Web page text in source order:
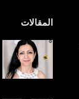
المقالات